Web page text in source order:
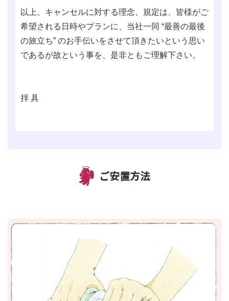
以上、キャンセルに対する理念、規定は、皆様がご
希望される日時やプランに、当社一同 “最善の最後
の旅立ち” のお手伝いをさせて頂きたいという思い
であるが故という事を、是非ともご理解下さい。
拝 具
ご安置方法